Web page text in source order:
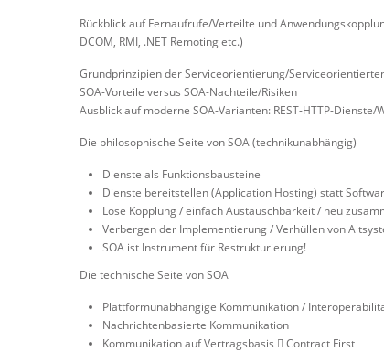
Rückblick auf Fernaufrufe/Verteilte und
DCOM, RMI, .NET Remoting etc.)
Grundprinzipien der Serviceorientierung/
SOA-Vorteile versus SOA-Nachteile/Risiken
Ausblick auf moderne SOA-Varianten: REST-HTTP-Dienste/
Die philosophische Seite von SOA (technikunabhängig)
Dienste als Funktionsbausteine
Dienste bereitstellen (Application Hosting) statt
Lose Kopplung / einfach Austauschbarkeit / neu
Verbergen der Implementierung / Verhüllen von
SOA ist Instrument für Restrukturierung!
Die technische Seite von SOA
Plattformunabhängige Kommunikation /
Nachrichtenbasierte Kommunikation
Kommunikation auf Vertragsbasis  Contract First